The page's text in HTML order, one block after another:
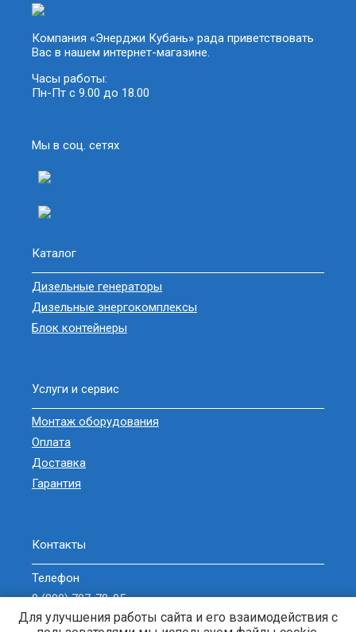
Компания «Энерджи Кубань» рада приветствовать
Вас в нашем интернет-магазине.
Часы работы:
Пн-Пт с 9.00 до 18.00
Мы в соц. сетях
Каталог
Дизельные генераторы
Дизельные энергокомплексы
Блок контейнеры
Услуги и сервис
Монтаж оборудования
Оплата
Доставка
Гарантия
Контакты
Телефон
8 (800) 707-78-05
sell@zavodgeneratorov.ru
Для улучшения работы сайта и его взаимодействия с